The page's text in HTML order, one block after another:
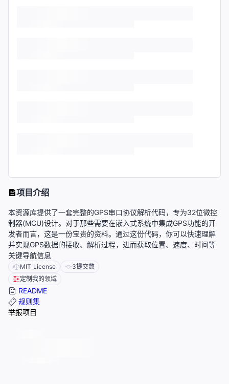
项目介绍
本资源库提供了一套完整的GPS串口协议解析代码，专为32位微控
制器(MCU)设计。对于那些需要在嵌入式系统中集成GPS功能的开
发者而言，这是一份宝贵的资料。通过这份代码，你可以快速理解
并实现GPS数据的接收、解析过程，进而获取位置、速度、时间等
关键导航信息
MIT_License 3提交数
定制我的领域
README
规则集
举报项目